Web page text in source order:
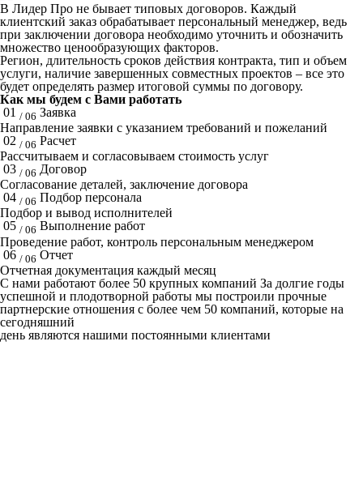
В Лидер Про не бывает типовых договоров. Каждый
клиентский заказ обрабатывает персональный менеджер, ведь
при заключении договора необходимо уточнить и обозначить
множество ценообразующих факторов.
Регион, длительность сроков действия контракта, тип и объем
услуги, наличие завершенных совместных проектов – все это
будет определять размер итоговой суммы по договору.
Как мы будем с Вами работать
01 / 06 Заявка
Направление заявки с указанием требований и пожеланий
02 / 06 Расчет
Рассчитываем и согласовываем стоимость услуг
03 / 06 Договор
Согласование деталей, заключение договора
04 / 06 Подбор персонала
Подбор и вывод исполнителей
05 / 06 Выполнение работ
Проведение работ, контроль персональным менеджером
06 / 06 Отчет
Отчетная документация каждый месяц
C нами работают более 50 крупных компаний За долгие годы
успешной и плодотворной работы мы построили прочные
партнерские отношения с более чем 50 компаний, которые на
сегодняшний
день являются нашими постоянными клиентами